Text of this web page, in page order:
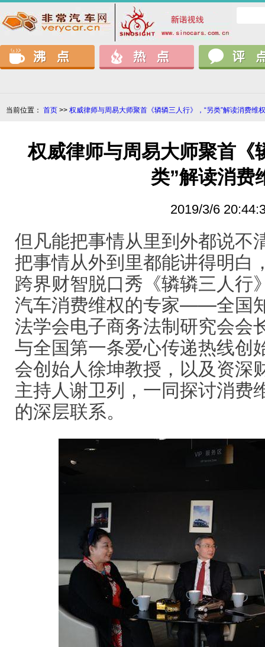
当前位置： 首页 >> 权威律师与周易大师聚首《辚辚三人行》，“另类”解读消费维权
权威律师与周易大师聚首《
类”解读消费
2019/3/6
但凡能把事情从里到外都说不
把事情从外到里都能讲得明白
跨界财智脱口秀《辚辚三人行
汽车消费维权的专家——全国
法学会电子商务法制研究会会
与全国第一条爱心传递热线创
会创始人徐坤教授，以及资深
主持人谢卫列，一同探讨消费
的深层联系。